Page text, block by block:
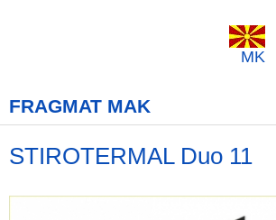
MK
FRAGMAT MAK
STIROTERMAL Duo 11